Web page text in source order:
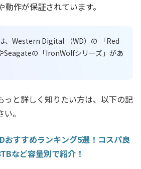
作が保証されています。
、Western Digital （WD）の 「Red
Seagateの「IronWolfシリーズ」があ
っと詳しく知りたい方は、以下の記
。
おすすめランキング5選！コスパ良
など容量別で紹介！